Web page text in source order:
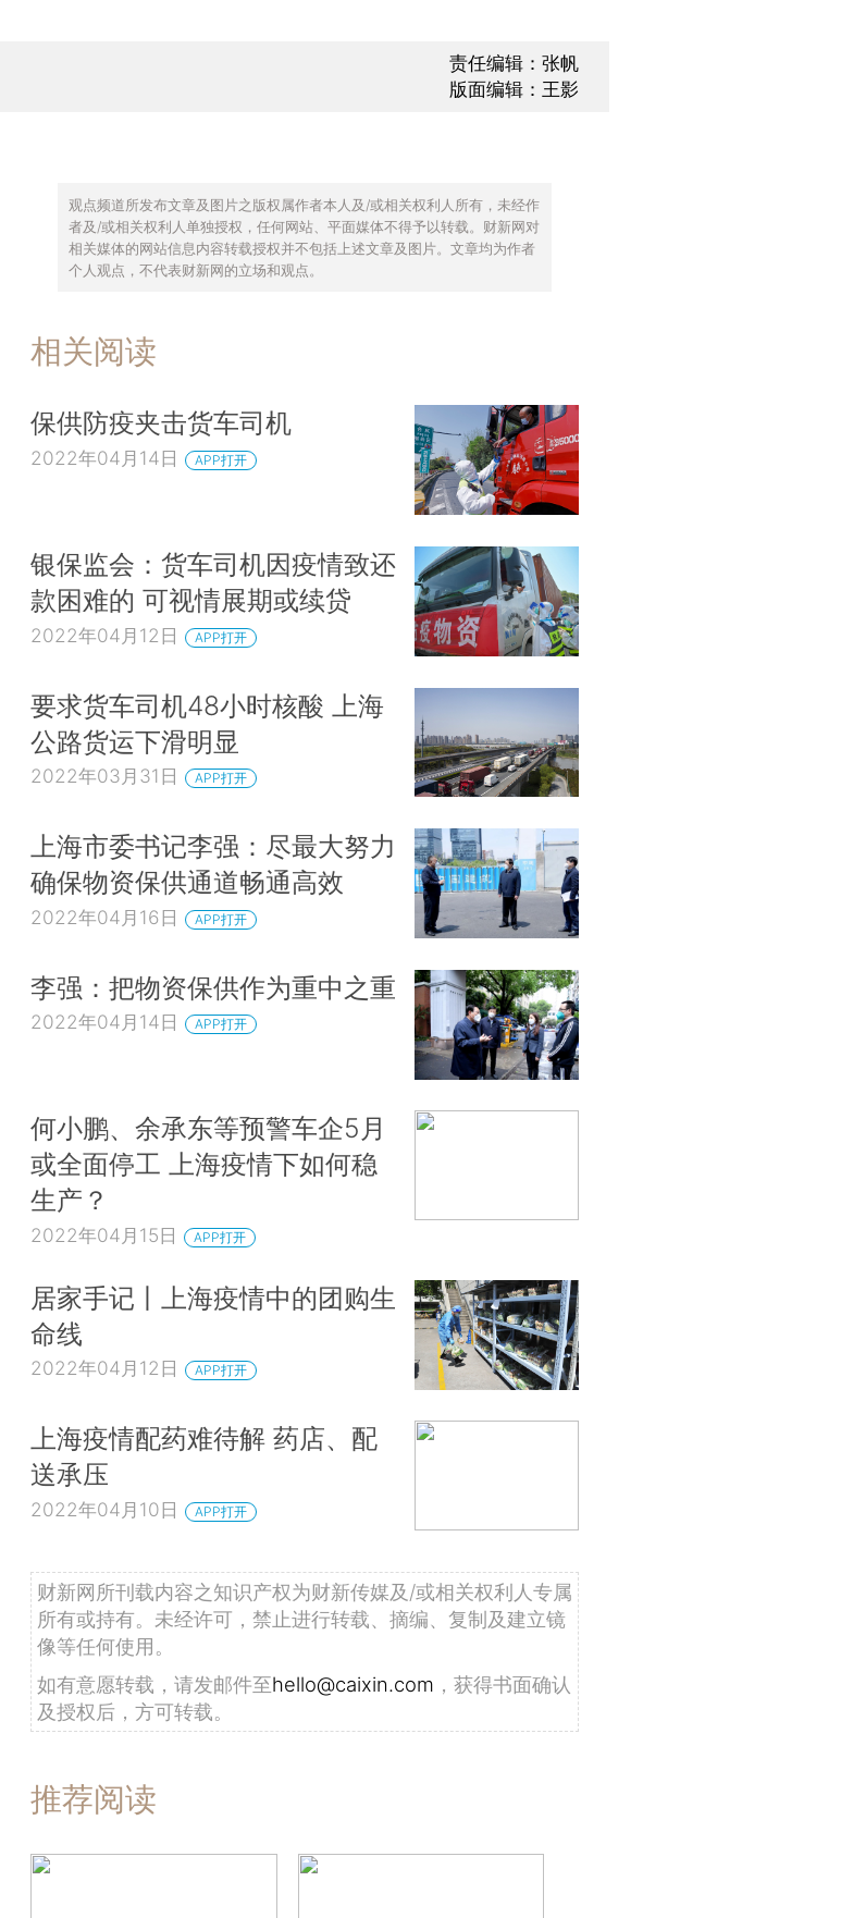
责任编辑：张帆
版面编辑：王影
观点频道所发布文章及图片之版权属作者本人及/或相关权利人所有，未经作
者及/或相关权利人单独授权，任何网站、平面媒体不得予以转载。财新网对
相关媒体的网站信息内容转载授权并不包括上述文章及图片。文章均为作者
个人观点，不代表财新网的立场和观点。
相关阅读
保供防疫夹击货车司机
2022年04月14日 APP打开
银保监会：货车司机因疫情致还
款困难的 可视情展期或续贷
2022年04月12日 APP打开
要求货车司机48小时核酸 上海
公路货运下滑明显
2022年03月31日 APP打开
上海市委书记李强：尽最大努力
确保物资保供通道畅通高效
2022年04月16日 APP打开
李强：把物资保供作为重中之重
2022年04月14日 APP打开
何小鹏、余承东等预警车企5月
或全面停工 上海疫情下如何稳
生产？
2022年04月15日 APP打开
居家手记丨上海疫情中的团购生
命线
2022年04月12日 APP打开
上海疫情配药难待解 药店、配
送承压
2022年04月10日 APP打开
财新网所刊载内容之知识产权为财新传媒及/或相关权利人专属
所有或持有。未经许可，禁止进行转载、摘编、复制及建立镜
像等任何使用。
如有意愿转载，请发邮件至hello@caixin.com ，获得书面确认
及授权后，方可转载。
推荐阅读